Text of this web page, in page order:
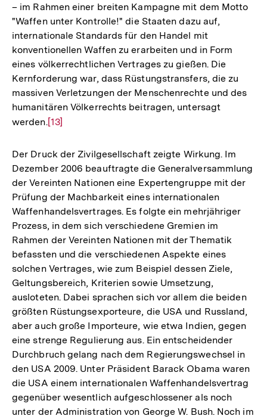
– im Rahmen einer breiten Kampagne mit dem Motto
"Waffen unter Kontrolle!" die Staaten dazu auf,
internationale Standards für den Handel mit
konventionellen Waffen zu erarbeiten und in Form
eines völkerrechtlichen Vertrages zu gießen. Die
Kernforderung war, dass Rüstungstransfers, die zu
massiven Verletzungen der Menschenrechte und des
humanitären Völkerrechts beitragen, untersagt
werden.Zur
der
Fußnote
[13]
Der Druck der Zivilgesellschaft zeigte Wirkung. Im
Dezember 2006 beauftragte die Generalversammlung
der Vereinten Nationen eine Expertengruppe mit der
Prüfung der Machbarkeit eines internationalen
Waffenhandelsvertrages. Es folgte ein mehrjähriger
Prozess, in dem sich verschiedene Gremien im
Rahmen der Vereinten Nationen mit der Thematik
befassten und die verschiedenen Aspekte eines
solchen Vertrages, wie zum Beispiel dessen Ziele,
Geltungsbereich, Kriterien sowie Umsetzung,
ausloteten. Dabei sprachen sich vor allem die beiden
größten Rüstungsexporteure, die USA und Russland,
aber auch große Importeure, wie etwa Indien, gegen
eine strenge Regulierung aus. Ein entscheidender
Durchbruch gelang nach dem Regierungswechsel in
den USA 2009. Unter Präsident Barack Obama waren
die USA einem internationalen Waffenhandelsvertrag
gegenüber wesentlich aufgeschlossener als noch
unter der Administration von George W. Bush. Noch im